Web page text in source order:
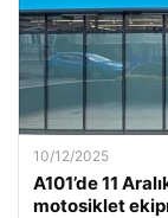
10/12/2025
A101’de 11
motosiklet